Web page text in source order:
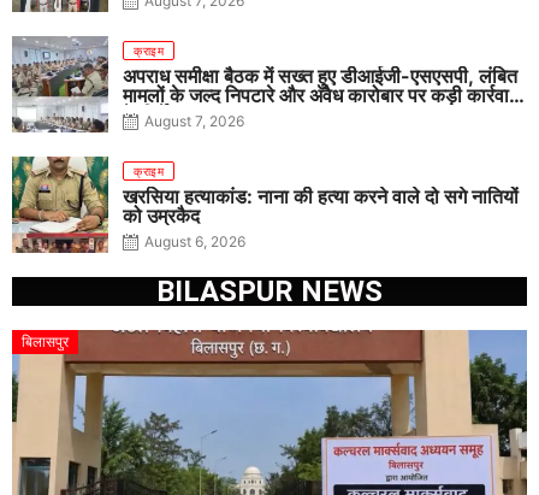
क्राइम
अपराध समीक्षा बैठक में सख्त हुए डीआईजी-एसएसपी, लंबित
मामलों के जल्द निपटारे और अवैध कारोबार पर कड़ी कार्रवाई
के निर्देश
August 7, 2026
क्राइम
खरसिया हत्याकांड: नाना की हत्या करने वाले दो सगे नातियों
को उम्रकैद
August 6, 2026
BILASPUR NEWS
बिलासपुर